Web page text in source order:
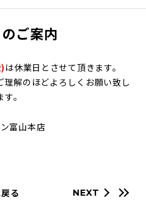
ご案内
は休業日とさせて頂きます。
理解のほどよろしくお願い致し
す。
富山本店
る NEXT